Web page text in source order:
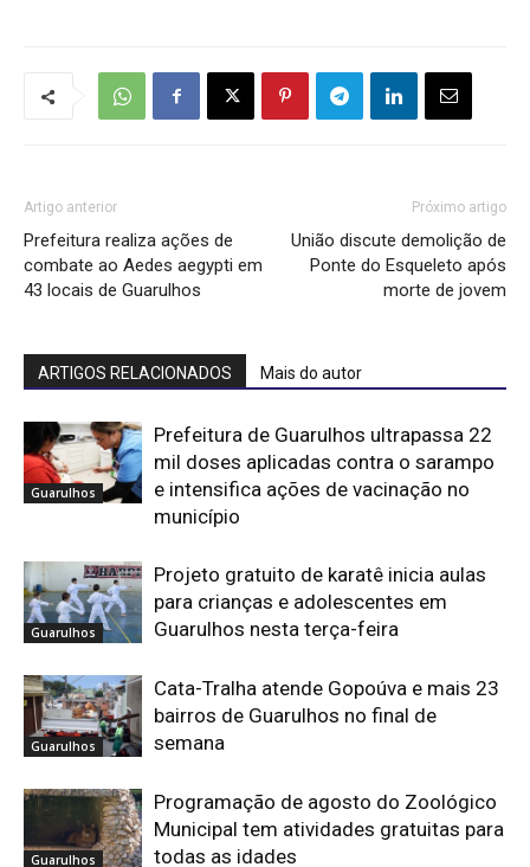
Artigo anterior
Prefeitura realiza ações de
combate ao Aedes aegypti em
43 locais de Guarulhos
Próximo artigo
União discute demolição de
Ponte do Esqueleto após
morte de jovem
ARTIGOS RELACIONADOS Mais do autor
Guarulhos
Prefeitura de Guarulhos ultrapassa 22
mil doses aplicadas contra o sarampo
e intensifica ações de vacinação no
município
Guarulhos
Projeto gratuito de karatê inicia aulas
para crianças e adolescentes em
Guarulhos nesta terça-feira
Guarulhos
Cata-Tralha atende Gopoúva e mais 23
bairros de Guarulhos no final de
semana
Guarulhos
Programação de agosto do Zoológico
Municipal tem atividades gratuitas para
todas as idades